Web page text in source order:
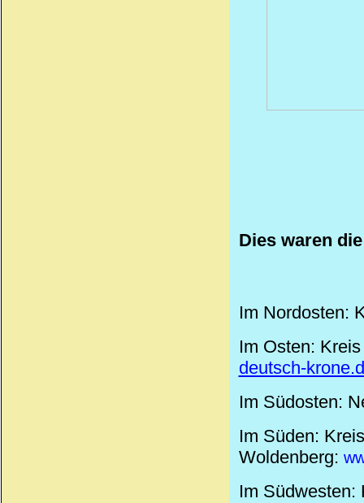
Dies waren
Im Nordosten:
Im Osten:
deutsch-
Im Südosten:
Im Süden:
Woldenberg:
Im Südwesten: